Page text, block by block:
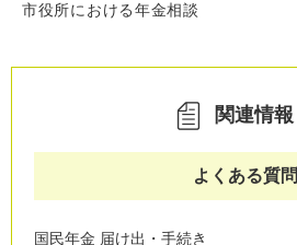
市役所における年金相談
関連情報
よくある質問
国民年金 届け出・手続き